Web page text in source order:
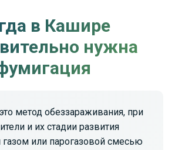
в Кашире
нужна
метод обеззараживания, при
и их стадии развития
газом или парогазовой смесью